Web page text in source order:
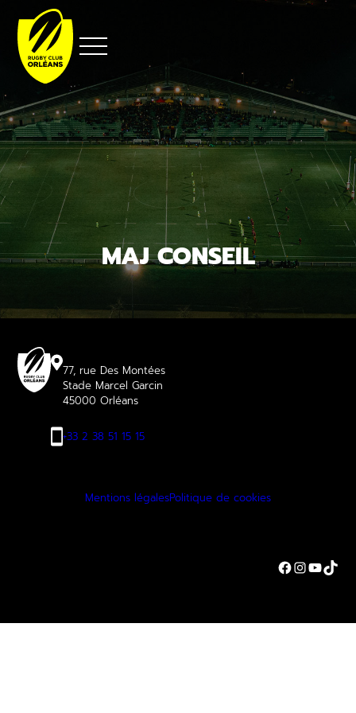
contenu
MAJ CONSEIL
77, rue Des Montées
Stade Marcel Garcin
45000 Orléans
+33 2 38 51 15 15
Mentions légalesPolitique de cookies
Facebook